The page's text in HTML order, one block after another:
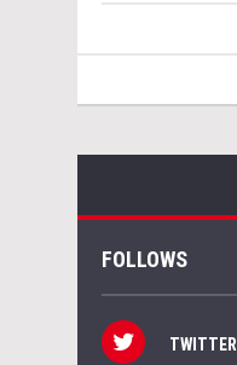
FOLLOWS
TWITTER